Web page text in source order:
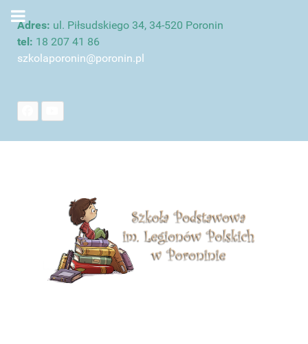
Adres: ul. Piłsudskiego 34, 34-520 Poronin
tel: 18 207 41 86
szkolaporonin@poronin.pl